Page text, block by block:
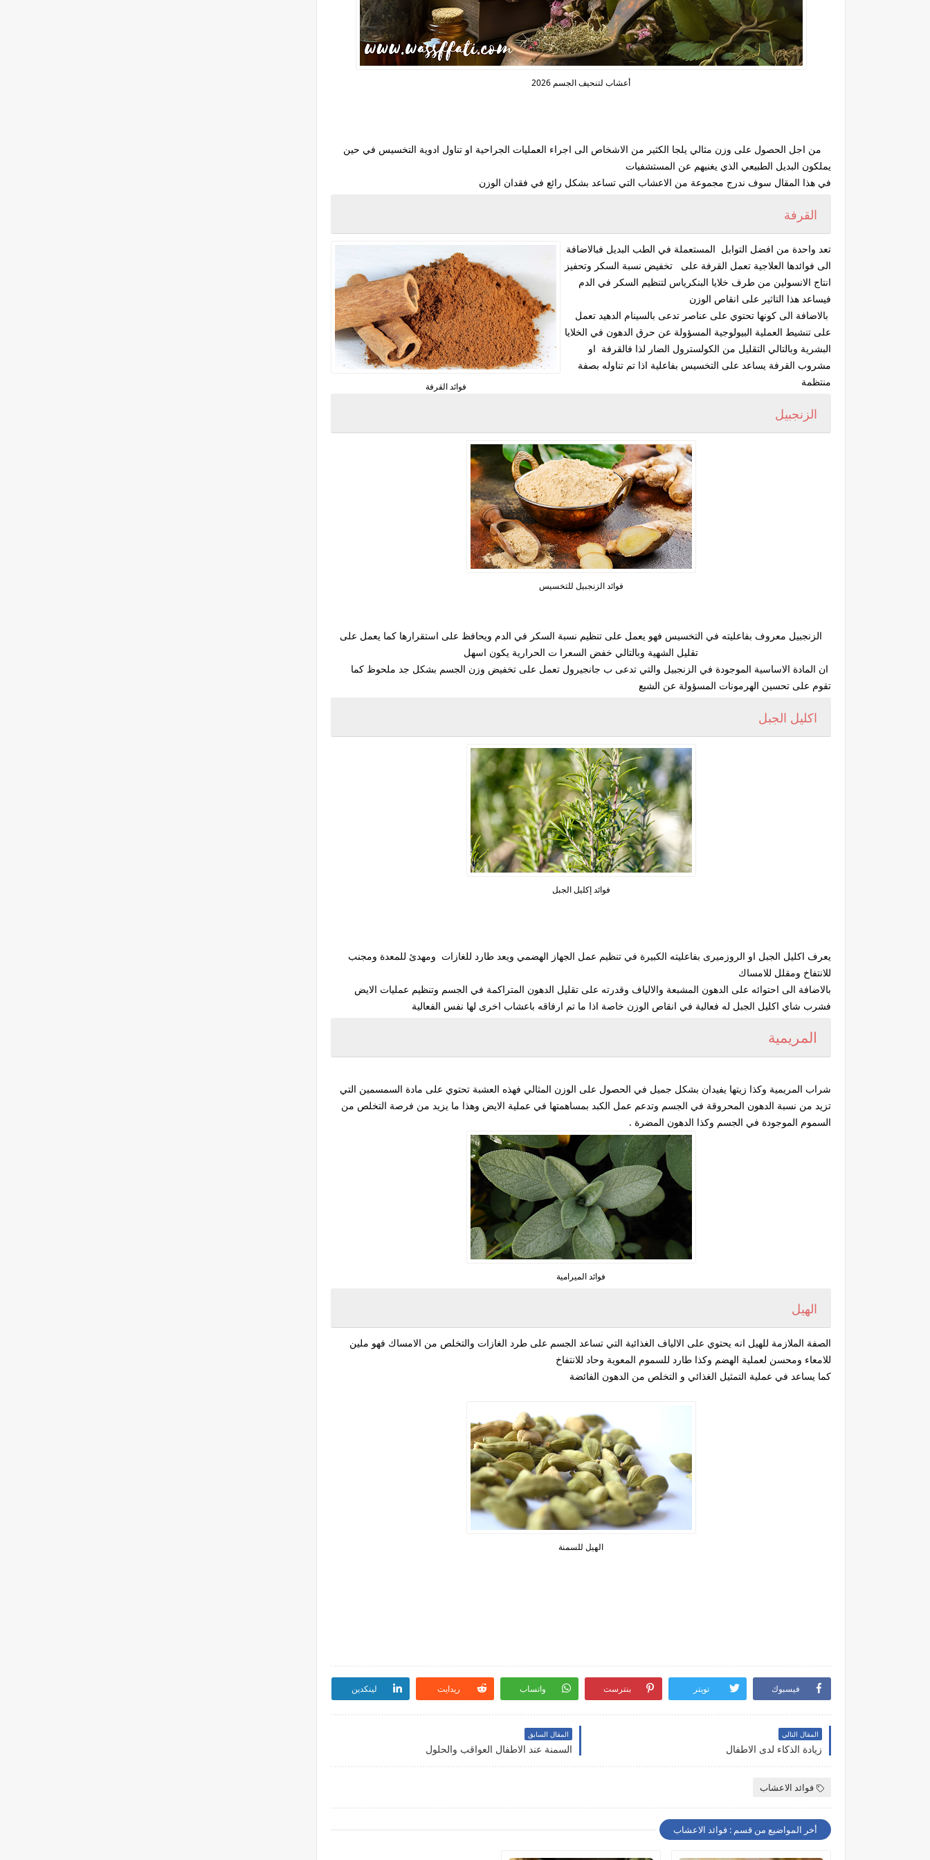
أعشاب لتنحيف الجسم 2026
من اجل الحصول على وزن مثالي يلجا الكثير من الاشخاص الى اجراء العمليات الجراحية او تناول ادوية التخسيس في حين
يملكون البديل الطبيعي الذي يغنيهم عن المستشفيات
في هذا المقال سوف ندرج مجموعة من الاعشاب التي تساعد بشكل رائع في فقدان الوزن
القرفة
فوائد القرفة
تعد واحدة من افضل التوابل المستعملة في الطب البديل فبالاضافة
الى فوائدها العلاجية تعمل القرفة على تخفيض نسبة السكر وتحفيز
انتاج الانسولين من طرف خلايا البنكرياس لتنظيم السكر في الدم
فيساعد هذا التاثير على انقاص الوزن
بالاضافة الى كونها تحتوي على عناصر تدعى بالسينام الدهيد تعمل
على تنشيط العملية البيولوجية المسؤولة عن حرق الدهون في الخلايا
البشرية وبالتالي التقليل من الكولسترول الضار لذا فالقرفة او
مشروب القرفة يساعد على التخسيس بفاعلية اذا تم تناوله بصفة
منتظمة
الزنجبيل
فوائد الزنجبيل للتخسيس
الزنجبيل معروف بفاعليته في التخسيس فهو يعمل على تنظيم نسبة السكر في الدم ويحافظ على استقرارها كما يعمل على
تقليل الشهية وبالتالي خفض السعرا ت الحرارية يكون اسهل
ان المادة الاساسية الموجودة في الزنجبيل والتي تدعى ب جانجيرول تعمل على تخفيض وزن الجسم بشكل جد ملحوظ كما
تقوم على تحسين الهرمونات المسؤولة عن الشبع
اكليل الجبل
فوائد إكليل الجبل
يعرف اكليل الجبل او الروزميرى بفاعليته الكبيرة في تنظيم عمل الجهاز الهضمي ويعد طارد للغازات ومهدئ للمعدة ومجنب
للانتفاخ ومقلل للامساك
بالاضافة الى احتوائه على الدهون المشبعة والالياف وقدرته على تقليل الدهون المتراكمة في الجسم وتنظيم عمليات الايض
فشرب شاي اكليل الجبل له فعالية في انقاص الوزن خاصة اذا ما تم ارفاقه باعشاب اخرى لها نفس الفعالية
المريمية
شراب المريمية وكذا زيتها يفيدان بشكل جميل في الحصول على الوزن المثالي فهذه العشبة تحتوي على مادة السمسمين التي
تزيد من نسبة الدهون المحروقة في الجسم وتدعم عمل الكبد بمساهمتها في عملية الايض وهذا ما يزيد من فرصة التخلص من
السموم الموجودة في الجسم وكذا الدهون المضرة .
فوائد الميرامية
الهيل
الصفة الملازمة للهيل انه يحتوي على الالياف الغذائية التي تساعد الجسم على طرد الغازات والتخلص من الامساك فهو ملين
للامعاء ومحسن لعملية الهضم وكذا طارد للسموم المعوية وحاد للانتفاخ
كما يساعد في عملية التمثيل الغذائي و التخلص من الدهون الفائضة
الهيل للسمنة
فيسبوك تويتر بنترست واتساب ريدايت لينكدين
المقال التالي
زيادة الذكاء لدى الاطفال
المقال السابق
السمنة عند الاطفال العواقب والحلول
فوائد الاعشاب
أخر المواضيع من قسم : فوائد الاعشاب